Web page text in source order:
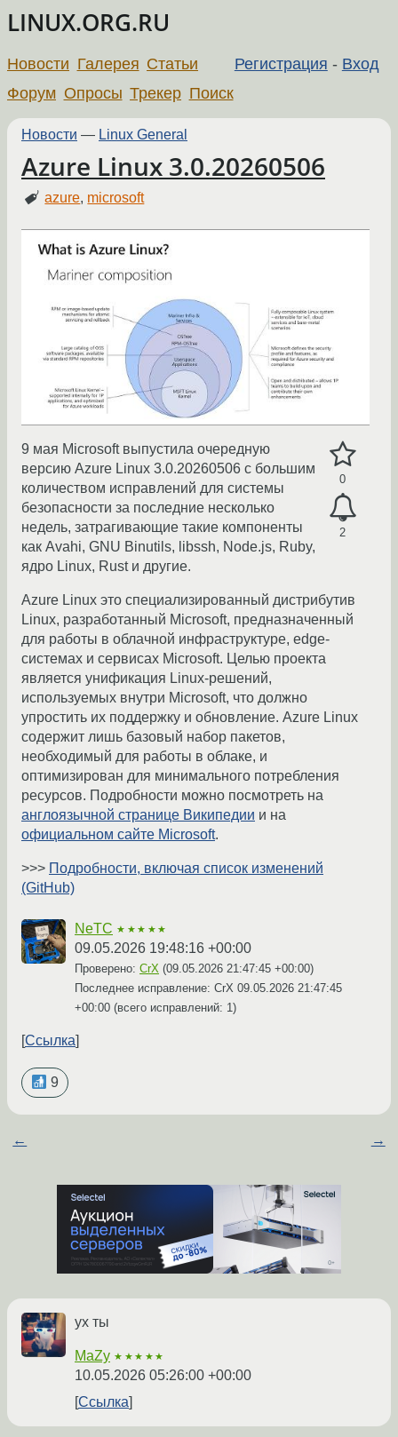
LINUX.ORG.RU
Регистрация - Вход
Новости Галерея Статьи
Форум Опросы Трекер Поиск
Новости — Linux General
Azure Linux 3.0.20260506
azure, microsoft
0
2
9 мая Microsoft выпустила очередную
версию Azure Linux 3.0.20260506 с большим
количеством исправлений для системы
безопасности за последние несколько
недель, затрагивающие такие компоненты
как Avahi, GNU Binutils, libssh, Node.js, Ruby,
ядро Linux, Rust и другие.
Azure Linux это специализированный дистрибутив
Linux, разработанный Microsoft, предназначенный
для работы в облачной инфраструктуре, edge-
системах и сервисах Microsoft. Целью проекта
является унификация Linux-решений,
используемых внутри Microsoft, что должно
упростить их поддержку и обновление. Azure Linux
содержит лишь базовый набор пакетов,
необходимый для работы в облаке, и
оптимизирован для минимального потребления
ресурсов. Подробности можно посмотреть на
англоязычной странице Википедии и на
официальном сайте Microsoft.
>>> Подробности, включая список изменений
(GitHub)
NeTC ★★★★★
09.05.2026 19:48:16 +00:00
Проверено: CrX (09.05.2026 21:47:45 +00:00)
Последнее исправление: CrX 09.05.2026 21:47:45
+00:00 (всего исправлений: 1)
Ссылка
9
← →
ух ты
MaZy ★★★★★
10.05.2026 05:26:00 +00:00
Ссылка